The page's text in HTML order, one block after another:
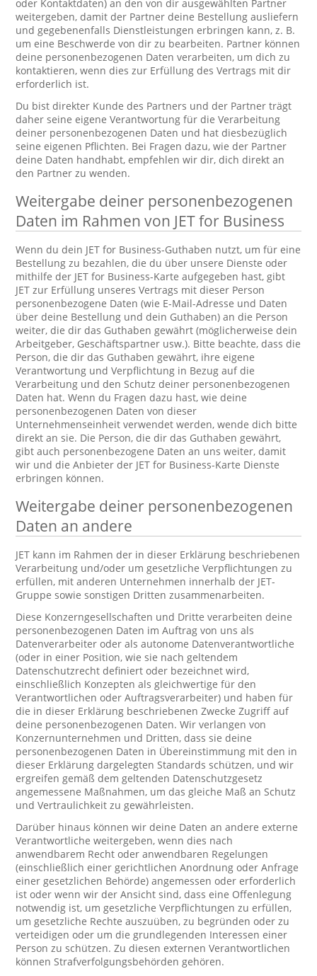
oder Kontaktdaten) an den von dir ausgewählten Partner
weitergeben, damit der Partner deine Bestellung ausliefern
und gegebenenfalls Dienstleistungen erbringen kann, z. B.
um eine Beschwerde von dir zu bearbeiten. Partner können
deine personenbezogenen Daten verarbeiten, um dich zu
kontaktieren, wenn dies zur Erfüllung des Vertrags mit dir
erforderlich ist.
Du bist direkter Kunde des Partners und der Partner trägt
daher seine eigene Verantwortung für die Verarbeitung
deiner personenbezogenen Daten und hat diesbezüglich
seine eigenen Pflichten. Bei Fragen dazu, wie der Partner
deine Daten handhabt, empfehlen wir dir, dich direkt an
den Partner zu wenden.
Weitergabe deiner personenbezogenen
Daten im Rahmen von JET for Business
Wenn du dein JET for Business-Guthaben nutzt, um für eine
Bestellung zu bezahlen, die du über unsere Dienste oder
mithilfe der JET for Business-Karte aufgegeben hast, gibt
JET zur Erfüllung unseres Vertrags mit dieser Person
personenbezogene Daten (wie E-Mail-Adresse und Daten
über deine Bestellung und dein Guthaben) an die Person
weiter, die dir das Guthaben gewährt (möglicherweise dein
Arbeitgeber, Geschäftspartner usw.). Bitte beachte, dass die
Person, die dir das Guthaben gewährt, ihre eigene
Verantwortung und Verpflichtung in Bezug auf die
Verarbeitung und den Schutz deiner personenbezogenen
Daten hat. Wenn du Fragen dazu hast, wie deine
personenbezogenen Daten von dieser
Unternehmenseinheit verwendet werden, wende dich bitte
direkt an sie. Die Person, die dir das Guthaben gewährt,
gibt auch personenbezogene Daten an uns weiter, damit
wir und die Anbieter der JET for Business-Karte Dienste
erbringen können.
Weitergabe deiner personenbezogenen
Daten an andere
JET kann im Rahmen der in dieser Erklärung beschriebenen
Verarbeitung und/oder um gesetzliche Verpflichtungen zu
erfüllen, mit anderen Unternehmen innerhalb der JET-
Gruppe sowie sonstigen Dritten zusammenarbeiten.
Diese Konzerngesellschaften und Dritte verarbeiten deine
personenbezogenen Daten im Auftrag von uns als
Datenverarbeiter oder als autonome Datenverantwortliche
(oder in einer Position, wie sie nach geltendem
Datenschutzrecht definiert oder bezeichnet wird,
einschließlich Konzepten als gleichwertige für den
Verantwortlichen oder Auftragsverarbeiter) und haben für
die in dieser Erklärung beschriebenen Zwecke Zugriff auf
deine personenbezogenen Daten. Wir verlangen von
Konzernunternehmen und Dritten, dass sie deine
personenbezogenen Daten in Übereinstimmung mit den in
dieser Erklärung dargelegten Standards schützen, und wir
ergreifen gemäß dem geltenden Datenschutzgesetz
angemessene Maßnahmen, um das gleiche Maß an Schutz
und Vertraulichkeit zu gewährleisten.
Darüber hinaus können wir deine Daten an andere externe
Verantwortliche weitergeben, wenn dies nach
anwendbarem Recht oder anwendbaren Regelungen
(einschließlich einer gerichtlichen Anordnung oder Anfrage
einer gesetzlichen Behörde) angemessen oder erforderlich
ist oder wenn wir der Ansicht sind, dass eine Offenlegung
notwendig ist, um gesetzliche Verpflichtungen zu erfüllen,
um gesetzliche Rechte auszuüben, zu begründen oder zu
verteidigen oder um die grundlegenden Interessen einer
Person zu schützen. Zu diesen externen Verantwortlichen
können Strafverfolgungsbehörden gehören.